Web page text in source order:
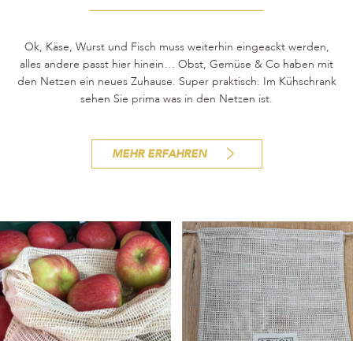
Ok, Käse, Wurst und Fisch muss weiterhin eingeackt werden,
alles andere passt hier hinein… Obst, Gemüse & Co haben mit
den Netzen ein neues Zuhause. Super praktisch: Im Kühschrank
sehen Sie prima was in den Netzen ist.
MEHR ERFAHREN